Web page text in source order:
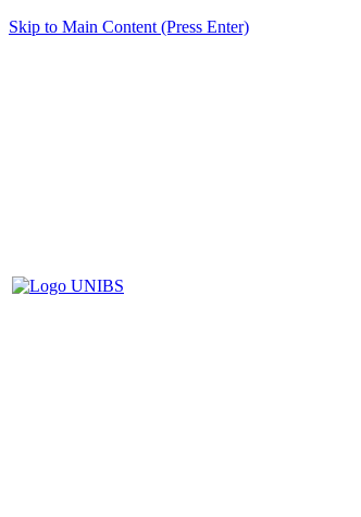
Skip to Main Content (Press Enter)